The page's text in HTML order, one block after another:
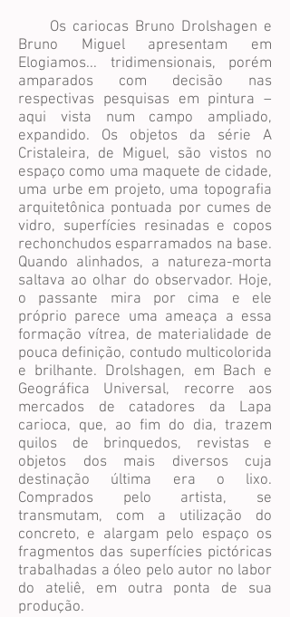
Os cariocas Bruno Drolshagen e
Bruno Miguel apresentam em
Elogiamos... tridimensionais, porém
amparados com decisão nas
respectivas pesquisas em pintura –
aqui vista num campo ampliado,
expandido. Os objetos da série A
Cristaleira, de Miguel, são vistos no
espaço como uma maquete de cidade,
uma urbe em projeto, uma topografia
arquitetônica pontuada por cumes de
vidro, superfícies resinadas e copos
rechonchudos esparramados na base.
Quando alinhados, a natureza-morta
saltava ao olhar do observador. Hoje,
o passante mira por cima e ele
próprio parece uma ameaça a essa
formação vítrea, de materialidade de
pouca definição, contudo multicolorida
e brilhante. Drolshagen, em Bach e
Geográfica Universal, recorre aos
mercados de catadores da Lapa
carioca, que, ao fim do dia, trazem
quilos de brinquedos, revistas e
objetos dos mais diversos cuja
destinação última era o lixo.
Comprados pelo artista, se
transmutam, com a utilização do
concreto, e alargam pelo espaço os
fragmentos das superfícies pictóricas
trabalhadas a óleo pelo autor no labor
do ateliê, em outra ponta de sua
produção.